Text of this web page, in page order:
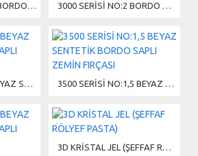
3000 SERİSİ NO:1,5 BORDO SENTETİK, SARI SAPLI ZEMİN FIRÇASI 3000 SERİSİ NO:2 BORDO SENTETİK, SARI SAPLI ZEMİN FIRÇASI
3500 SERİSİ NO:1 BEYAZ SENTETİK BORDO SAPLI ZEMİN FIRÇASI 3500 SERİSİ NO:1,5 BEYAZ SENTETİK BORDO SAPLI ZEMİN FIRÇASI
3D KRİSTAL JEL (ŞEFFAF RÖLYEF PASTA)